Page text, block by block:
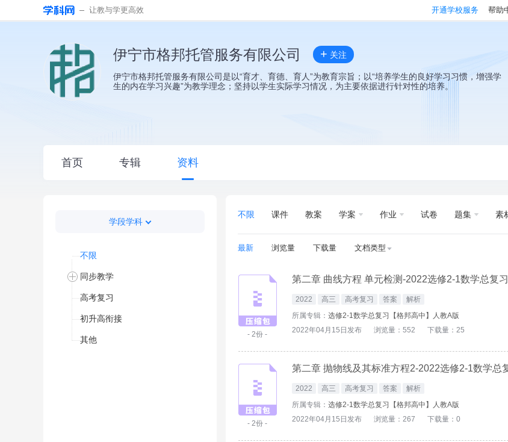
让教与学更高效 开通学校服务 帮助
伊宁市格邦托管服务有限公司 + 关注
伊宁市格邦托管服务有限公司是以“育才、育德、育人”为教育宗旨；以“培养学生的良好学习习惯，增强学
生的内在学习兴趣”为教学理念；坚持以学生实际学习情况，为主要依据进行针对性的培养。
首页 专辑 资料
学段学科
不限
同步教学
高考复习
初升高衔接
其他
不限 课件 教案 学案 作业 试卷 题集 素
最新 浏览量 下载量 文档类型
- 2份 -
第二章 曲线方程 单元检测-2022选修2-1数学总复
2022 高三 高考复习 答案
解析
所属专辑： 选修2-1数学总复习【格邦高中】人教A版
2022年04月15日发布
浏览量：552 下载量：25
- 2份 -
第二章 抛物线及其标准方程2-2022选修2-1数学总
2022 高三 高考复习 答案
解析
所属专辑： 选修2-1数学总复习【格邦高中】人教A版
2022年04月15日发布
浏览量：267 下载量：0